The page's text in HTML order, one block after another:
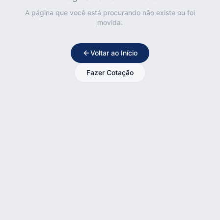
A página que você está procurando não existe ou foi
movida.
Voltar ao Início
Fazer Cotação